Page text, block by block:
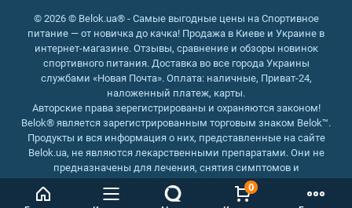
0
© 2026 © Belok.ua® - Самые выгодные цены на Спортивное
питание — от новичка до качка! Продажа в Киеве и Украине в
интернет-магазине. Отзывы, сравнение и обзоры новинок
спортивного питания. Доставка во все города Украины
службами «Новая Почта». Оплата: наличные, Приват-24,
наложенный платеж, карты.
Авторские права зерегистрированы и охраняются законом!
Belok® является зарегистрированным торговым знаком Belok™.
Продукты и вся информация о них, представленные на сайте
Belok.ua, не являются лекарственными препаратами. Они не
предназначены для лечения, снятия симптомов и
предотвращения болезней.
Интернет магазин Belok.ua
››Интернет магазин спортивного